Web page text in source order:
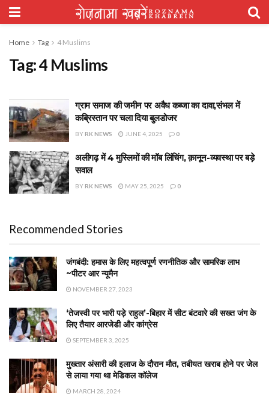
Home Tag 4 Muslims
Tag:4 Muslims
ग्राम समाज की जमीन पर अवैध कब्जा का दावा,संभल में
कब्रिस्तान पर चला दिया बुलडोजर
BY RK NEWS JUNE 4, 2025 0
अलीगढ़ में 4 मुस्लिमों की मॉब लिंचिंग, क़ानून-व्यवस्था पर बड़े
सवाल
BY RK NEWS MAY 25, 2025 0
Recommended Stories
जंगबंदी: हमास के लिए महत्वपूर्ण रणनीतिक और सामरिक लाभ
~पीटर आर न्यूमैन
NOVEMBER 27, 2023
‘तेजस्वी पर भारी पड़े राहुल’-बिहार में सीट बंटवारे की सख्त जंग के
लिए तैयार आरजेडी और कांग्रेस
SEPTEMBER 3, 2025
मुख्तार अंसारी की इलाज के दौरान मौत, तबीयत खराब होने पर जेल
से लाया गया था मेडिकल कॉलेज
MARCH 28, 2024